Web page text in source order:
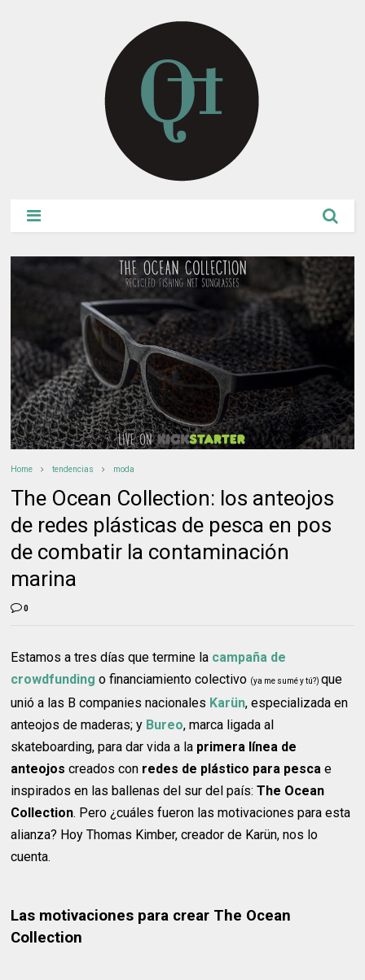
Home tendencias moda
The Ocean Collection: los anteojos
de redes plásticas de pesca en pos
de combatir la contaminación
marina
0
Estamos a tres días que termine la campaña de
crowdfunding o financiamiento colectivo (ya me sumé y tú?)que
unió a las B companies nacionales Karün, especializada en
anteojos de maderas; y Bureo, marca ligada al
skateboarding, para dar vida a la primera línea de
anteojos creados con redes de plástico para pesca e
inspirados en las ballenas del sur del país:The Ocean
Collection. Pero ¿cuáles fueron las motivaciones para esta
alianza? Hoy Thomas Kimber, creador de Karün, nos lo
cuenta.
Las motivaciones para crear The Ocean
Collection